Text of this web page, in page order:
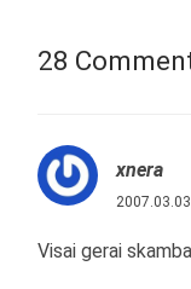
28
xnera
Visai gerai